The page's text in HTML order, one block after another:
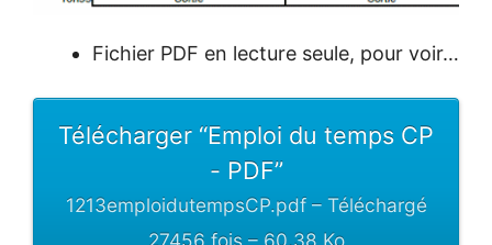
Fichier PDF en lecture seule, pour voir…
Télécharger “Emploi du temps CP
- PDF”
1213emploidutempsCP.pdf – Téléchargé
27456 fois – 60,38 Ko